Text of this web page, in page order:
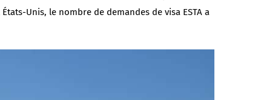
Unis, le nombre de demandes de visa ESTA a